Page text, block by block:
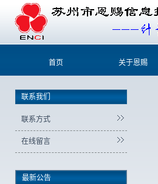
首页 关于恩赐
联系我们
联系方式
在线留言
最新公告